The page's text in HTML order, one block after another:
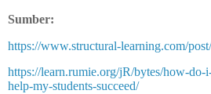
Sumber:
https://www.structural-learning.com/
https://learn.rumie.org/jR/bytes/how-do-
help-my-students-succeed/